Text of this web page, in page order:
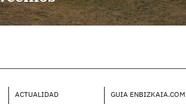
ACTUALIDAD
GUIA ENBIZKAIA.COM